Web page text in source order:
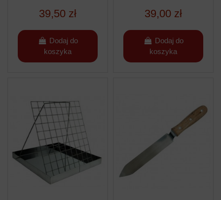
39,50 zł
Dodaj do
koszyka
39,00 zł
Dodaj do
koszyka